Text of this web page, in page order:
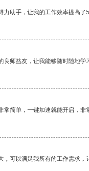
力助手，让我的工作效率提高了
良师益友，让我能够随时随地学
简单，一键加速就能开启，非
，可以满足我所有的工作需求，